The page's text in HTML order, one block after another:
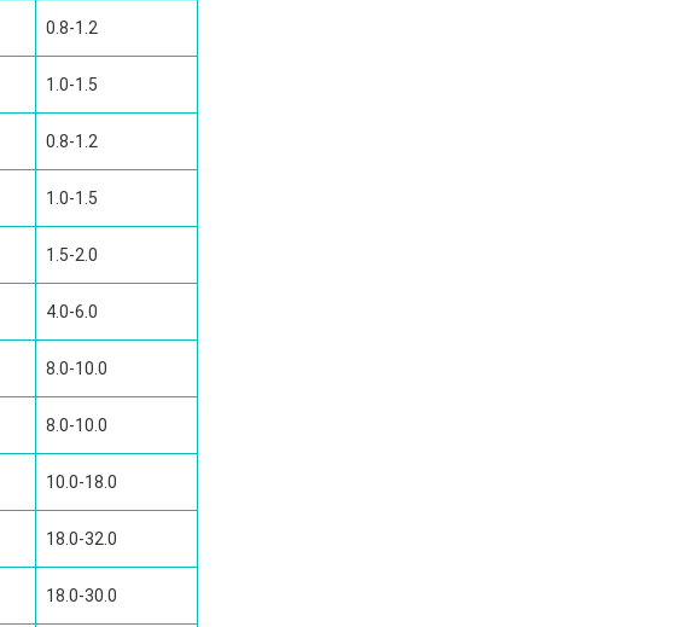
0.8-1.2
1.0-1.5
0.8-1.2
1.0-1.5
1.5-2.0
4.0-6.0
8.0-10.0
8.0-10.0
10.0-18.0
18.0-32.0
18.0-30.0